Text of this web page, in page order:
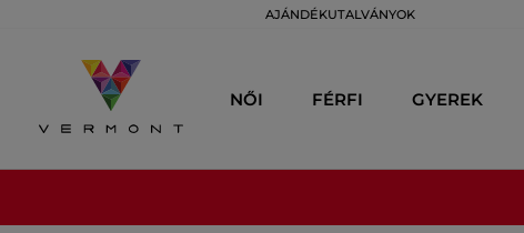
AJÁNDÉKUTALVÁNYOK
NŐI FÉRFI GYEREK